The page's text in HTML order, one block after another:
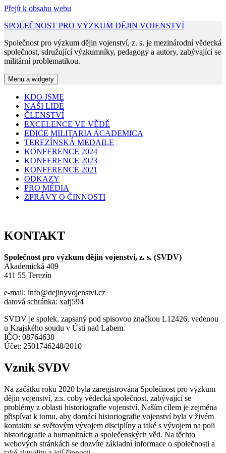
Přejít k obsahu webu
SPOLEČNOST PRO VÝZKUM DĚJIN VOJENSTVÍ
Společnost pro výzkum dějin vojenství, z. s. je mezinárodní vědecká
společnost, sdružující výzkumníky, pedagogy a autory, zabývající se
militární problematikou.
Menu a widgety
KDO JSME
NAŠI LIDÉ
ČLENSTVÍ
EXCELENCE VE VĚDĚ
EDICE MILITARIA ACADEMICA
TEREZÍNSKÁ MEDAILE
KONFERENCE 2024
KONFERENCE 2023
KONFERENCE 2021
ODKAZY
PRO MÉDIA
ZPRÁVY O ČINNOSTI
KONTAKT
Společnost pro výzkum dějin vojenství, z. s. (SVDV)
Akademická 409
411 55 Terezín
e-mail: info@dejinyvojenstvi.cz
datová schránka: xafj594
SVDV je spolek, zapsaný pod spisovou značkou L12426, vedenou
u Krajského soudu v Ústí nad Labem.
IČO: 08764638
Účet: 2501746248/2010
Vznik SVDV
Na začátku roku 2020 byla zaregistrována Společnost pro výzkum
dějin vojenství, z.s. coby vědecká společnost, zabývající se
problémy z oblasti historiografie vojenství. Naším cílem je zejména
přispívat k tomu, aby domácí historiografie vojenství byla v živém
kontaktu se světovým vývojem disciplíny a také s vývojem na poli
historiografie a humanitních a společenských věd. Na těchto
webových stránkách se dozvíte základní informace o společnosti a